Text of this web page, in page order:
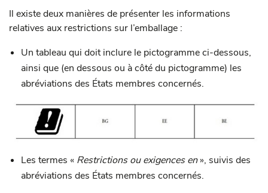
Il existe deux manières de présenter les informations
relatives aux restrictions sur l’emballage :
Un tableau qui doit inclure le pictogramme ci-dessous,
ainsi que (en dessous ou à côté du pictogramme) les
abréviations des États membres concernés.
Les termes « Restrictions ou exigences en», suivis des
abréviations des États membres concernés.